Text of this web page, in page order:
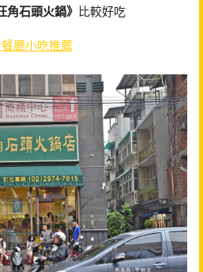
角石頭火鍋》 比較好吃
廳小吃推薦